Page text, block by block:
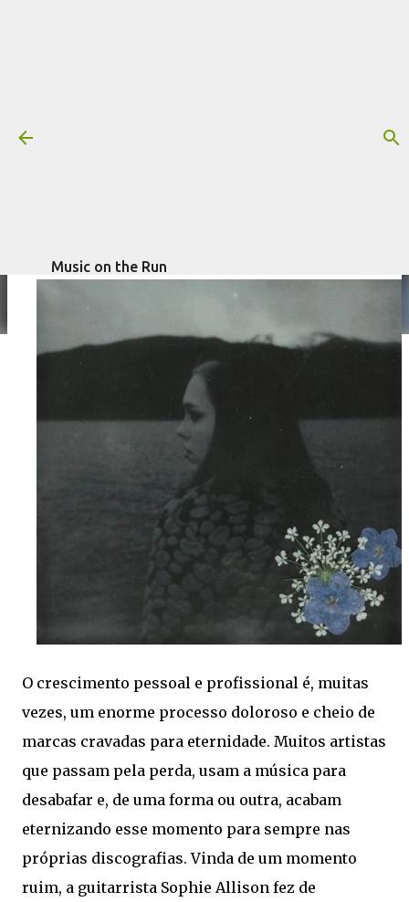
Music on the Run
Crítica: Soccer Mommy - Evergreen
O crescimento pessoal e profissional é, muitas
vezes, um enorme processo doloroso e cheio de
marcas cravadas para eternidade. Muitos artistas
que passam pela perda, usam a música para
desabafar e, de uma forma ou outra, acabam
eternizando esse momento para sempre nas
próprias discografias. Vinda de um momento
ruim, a guitarrista Sophie Allison fez de